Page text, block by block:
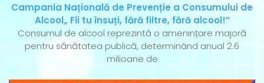
Campania Națională de Prevenție a Consumului de
Alcool„ Fii tu însuți, fără filtre, fără alcool!”
Consumul de alcool reprezintă o amenințare majoră
pentru sănătatea publică, determinând anual 2.6
milioane de